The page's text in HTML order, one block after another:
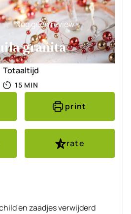
Nog geen review
granita
Totaaltijd
15MINUTEN
MIN
print
rate
en zaadjes verwijderd